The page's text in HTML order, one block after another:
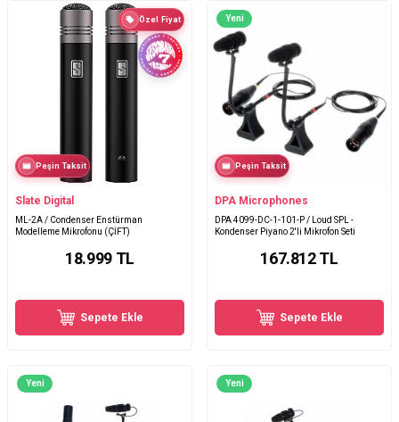
Özel Fiyat
Peşin Taksit
Slate Digital
ML-2A / Condenser Enstürman
Modelleme Mikrofonu (ÇİFT)
18.999TL
Sepete Ekle
Yeni
Peşin Taksit
DPA Microphones
DPA 4099-DC-1-101-P / Loud SPL -
Kondenser Piyano 2'li Mikrofon Seti
167.812TL
Sepete Ekle
Yeni Yeni